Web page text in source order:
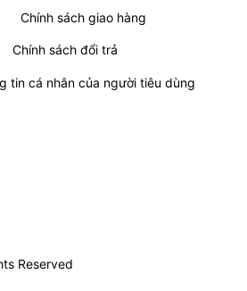
Chính sách giao hàng
Chính sách đổi trả
tin cá nhân của người tiêu dùng
Reserved